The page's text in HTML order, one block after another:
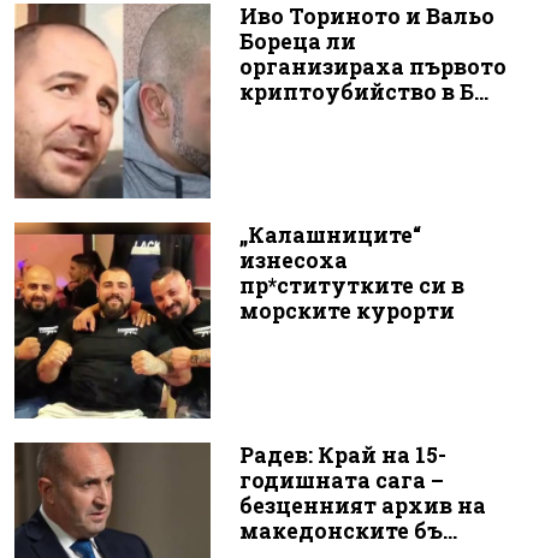
Иво Ториното и Вальо
Бореца ли
организираха първото
криптоубийство в Б...
„Калашниците“
изнесоха
пр*ститутките си в
морските курорти
Радев: Край на 15-
годишната сага –
безценният архив на
македонските бъ...